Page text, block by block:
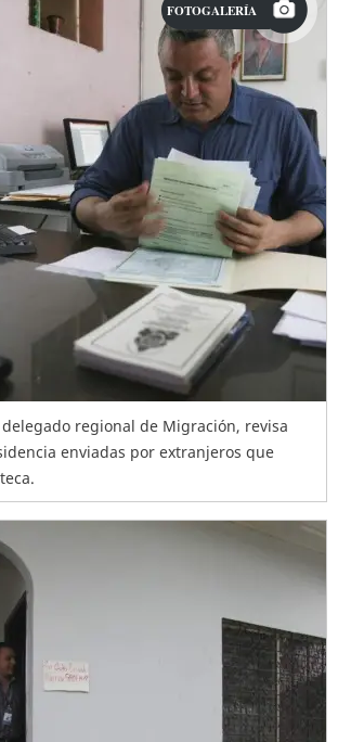
FOTOGALERÍA
delegado regional de Migración, revisa
enviadas por extranjeros que